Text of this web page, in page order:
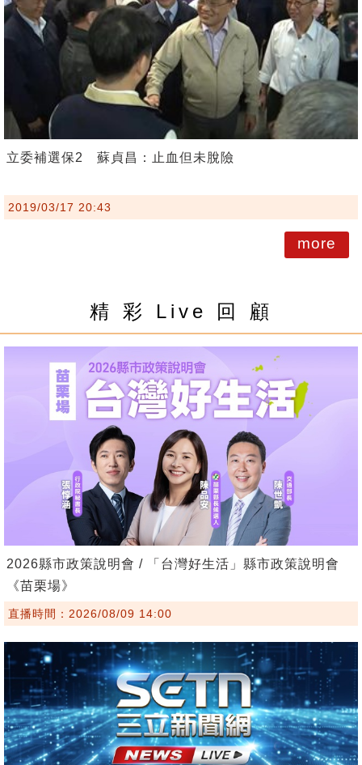
立委補選保2 蘇貞昌：止血但未脫險
2019/03/17 20:43
more
精 彩 Live 回 顧
2026縣市政策說明會 / 「台灣好生活」縣市政策說明會
《苗栗場》
直播時間：2026/08/09 14:00